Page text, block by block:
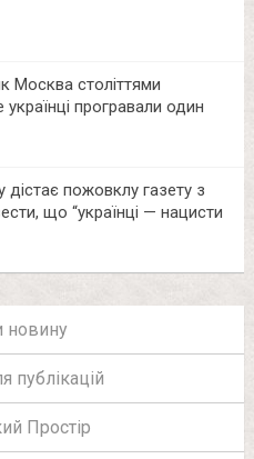
Москва століттями
програвали один
пожовклу газету з
що “українці — нацисти
новину
публікацій
Простір